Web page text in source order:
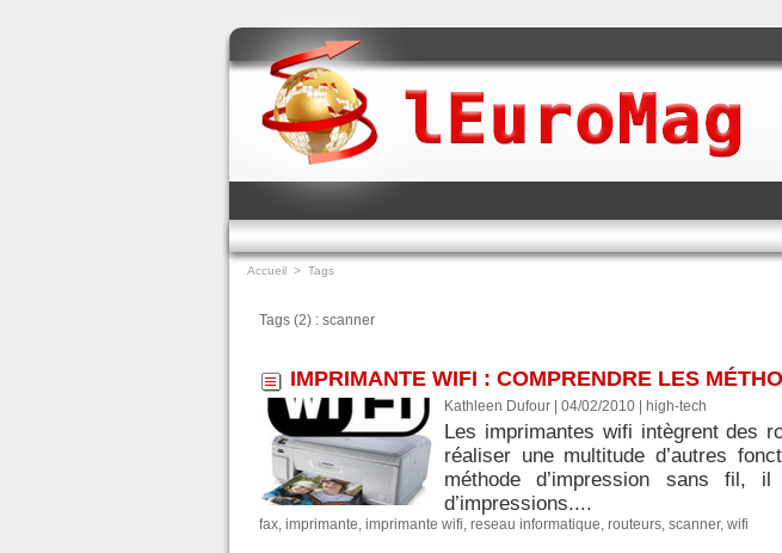
Accueil > Tags
Tags (2) : scanner
IMPRIMANTE WIFI : COMPRENDRE LES
Kathleen Dufour | 04/02/2010 high-tech
Les imprimantes wifi intègrent des
réaliser une multitude d’autres
méthode d’impression sans fil,
d’impressions....
fax, imprimante, imprimante wifi, reseau informatique, routeurs, scanner, wifi